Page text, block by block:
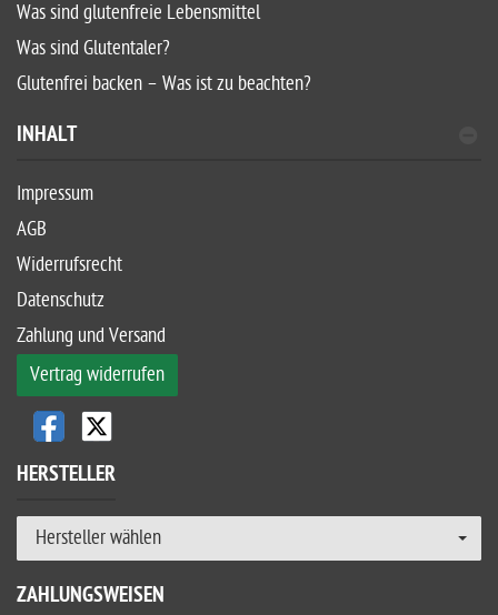
Was sind glutenfreie Lebensmittel
Was sind Glutentaler?
Glutenfrei backen – Was ist zu beachten?
INHALT
Impressum
AGB
Widerrufsrecht
Datenschutz
Zahlung und Versand
Vertrag widerrufen
HERSTELLER
Hersteller wählen
ZAHLUNGSWEISEN